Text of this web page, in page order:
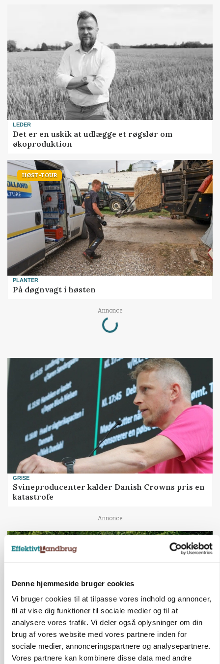
Denne hjemmeside bruger cookies
Vi bruger cookies til at tilpasse vores indhold og annoncer,
til at vise dig funktioner til sociale medier og til at
analysere vores trafik. Vi deler også oplysninger om din
brug af vores website med vores partnere inden for
sociale medier, annonceringspartnere og analysepartnere.
Vores partnere kan kombinere disse data med andre
LEDER
Det er en uskik at udlægge et røgslør om
økoproduktion
HØST-TOUR
PLANTER
På døgnvagt i høsten
Annonce
Loading...
GRISE
Svineproducenter kalder Danish Crowns pris en
katastrofe
Annonce
Forserie til selvkørende skårlægger afprøves i år